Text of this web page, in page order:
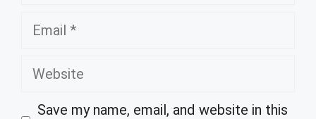
Email
Website
Save my name, email, and website in this